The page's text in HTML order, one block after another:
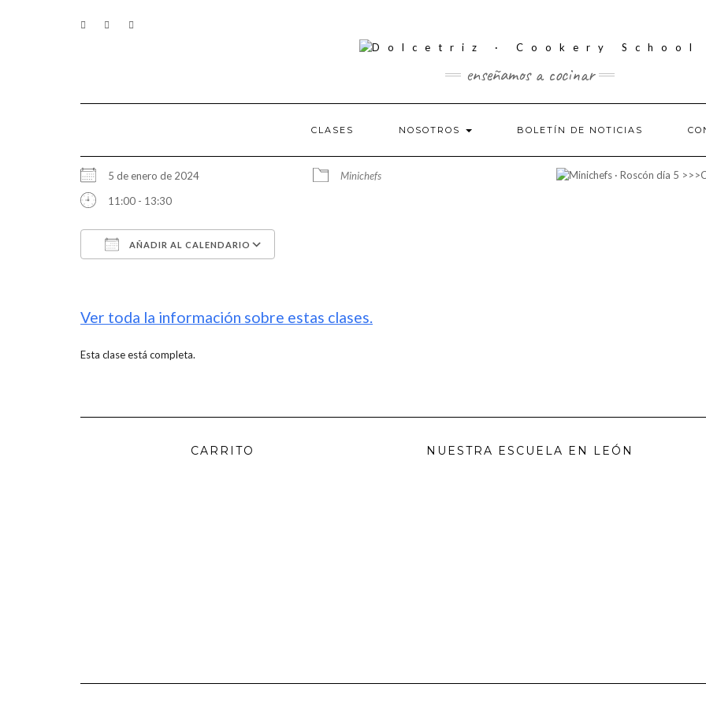
CONTACTO
enseñamos a cocinar
CLASES NOSOTROS BOLETÍN DE NOTICIAS
5 de enero de 2024
11:00 - 13:30
AÑADIR AL CALENDARIO
Minichefs
Ver toda la información sobre estas clases.
Esta clase está completa.
CARRITO NUESTRA ESCUELA EN LEÓN